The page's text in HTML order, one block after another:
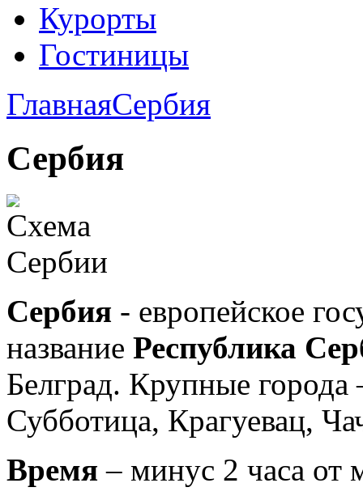
Курорты
Гостиницы
ГлавнаяСербия
Сербия
Сербия - европейское
название Республика
Белград. Крупные
Субботица, Крагуевац,
Время – минус 2 часа от